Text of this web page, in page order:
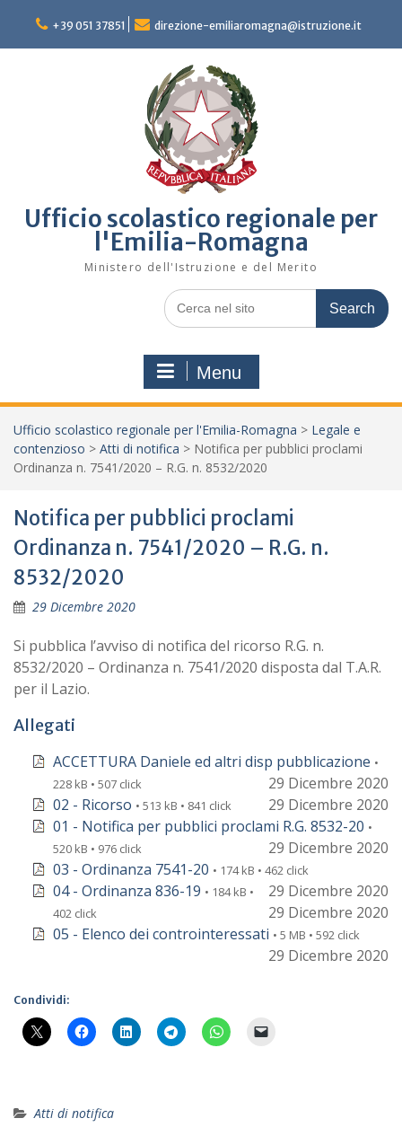
content
+39 051 37851 direzione-emiliaromagna@istruzione.it
Ufficio scolastico regionale per
l'Emilia-Romagna
Ministero dell'Istruzione e del Merito
Search
for:
Menu
Ufficio scolastico regionale per l'Emilia-Romagna > Legale e
contenzioso > Atti di notifica > Notifica per pubblici proclami
Ordinanza n. 7541/2020 – R.G. n. 8532/2020
Notifica per pubblici proclami
Ordinanza n. 7541/2020 – R.G. n.
8532/2020
29 Dicembre 2020
Si pubblica l’avviso di notifica del ricorso R.G. n.
8532/2020 – Ordinanza n. 7541/2020 disposta dal T.A.R.
per il Lazio.
Allegati
ACCETTURA Daniele ed altri disp pubblicazione •
228 kB • 507 click
29 Dicembre 2020
02 - Ricorso • 513 kB • 841 click
29 Dicembre 2020
01 - Notifica per pubblici proclami R.G. 8532-20 •
520 kB • 976 click
29 Dicembre 2020
03 - Ordinanza 7541-20 • 174 kB • 462 click
29 Dicembre 2020
04 - Ordinanza 836-19 • 184 kB •
402 click
29 Dicembre 2020
05 - Elenco dei controinteressati • 5 MB • 592 click
29 Dicembre 2020
Condividi:
Atti di notifica